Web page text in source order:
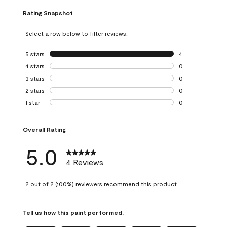
Rating Snapshot
Select a row below to filter reviews.
5 stars stars
4
4 reviews with 5
4 stars stars
0
0 reviews with 4
3 stars stars
0
0 reviews with 3
2 stars stars
0
0 reviews with 2
1 star stars
0
Overall Rating
5.0 4 Reviews
2 out of 2 (100%) reviewers recommend this product
Tell us how this paint performed.